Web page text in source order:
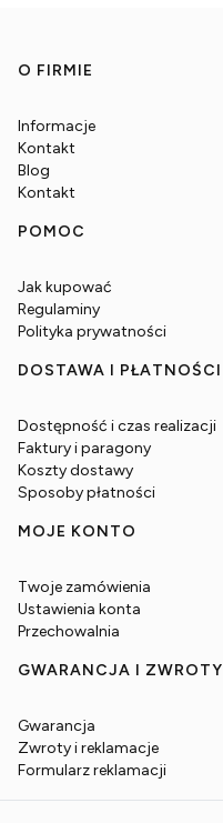
Linki w stopce
O FIRMIE
Informacje
Kontakt
Blog
Kontakt
POMOC
Jak kupować
Regulaminy
Polityka prywatności
DOSTAWA I PŁATNOŚCI
Dostępność i czas realizacji
Faktury i paragony
Koszty dostawy
Sposoby płatności
MOJE KONTO
Twoje zamówienia
Ustawienia konta
Przechowalnia
GWARANCJA I ZWROTY
Gwarancja
Zwroty i reklamacje
Formularz reklamacji